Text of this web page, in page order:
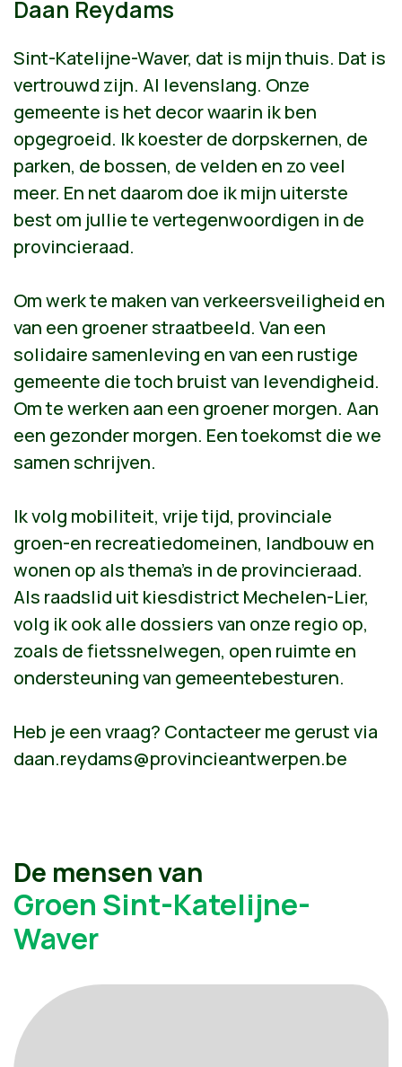
Daan Reydams
Sint-Katelijne-Waver, dat is mijn thuis. Dat is
vertrouwd zijn. Al levenslang. Onze
gemeente is het decor waarin ik ben
opgegroeid. Ik koester de dorpskernen, de
parken, de bossen, de velden en zo veel
meer. En net daarom doe ik mijn uiterste
best om jullie te vertegenwoordigen in de
provincieraad.
Om werk te maken van verkeersveiligheid en
van een groener straatbeeld. Van een
solidaire samenleving en van een rustige
gemeente die toch bruist van levendigheid.
Om te werken aan een groener morgen. Aan
een gezonder morgen. Een toekomst die we
samen schrijven.
Ik volg mobiliteit, vrije tijd, provinciale
groen-en recreatiedomeinen, landbouw en
wonen op als thema's in de provincieraad.
Als raadslid uit kiesdistrict Mechelen-Lier,
volg ik ook alle dossiers van onze regio op,
zoals de fietssnelwegen, open ruimte en
ondersteuning van gemeentebesturen.
Heb je een vraag? Contacteer me gerust via
daan.reydams@provincieantwerpen.be
De mensen van
Groen Sint-Katelijne-
Waver